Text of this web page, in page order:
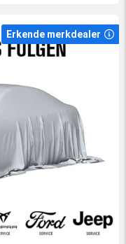
Erkende merkdealer